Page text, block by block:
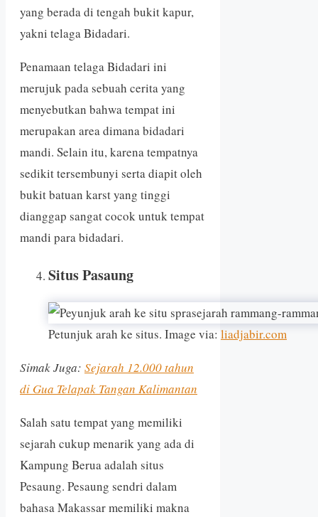
yang berada di tengah bukit kapur,
yakni telaga Bidadari.
Penamaan telaga Bidadari ini
merujuk pada sebuah cerita yang
menyebutkan bahwa tempat ini
merupakan area dimana bidadari
mandi. Selain itu, karena tempatnya
sedikit tersembunyi serta diapit oleh
bukit batuan karst yang tinggi
dianggap sangat cocok untuk tempat
mandi para bidadari.
Situs Pasaung
Petunjuk arah ke situs. Image via: liadjabir.com
Simak Juga: Sejarah 12.000 tahun
di Gua Telapak Tangan Kalimantan
Salah satu tempat yang memiliki
sejarah cukup menarik yang ada di
Kampung Berua adalah situs
Pesaung. Pesaung sendri dalam
bahasa Makassar memiliki makna